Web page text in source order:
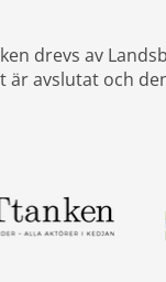
drevs av
är avslutat och